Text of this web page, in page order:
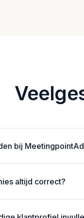
bij
er aangegeven dat
achter. Je
altijd correct?